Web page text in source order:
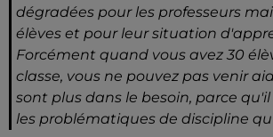
dégradées pour les professeurs
élèves et pour leur situation
Forcément quand vous avez 30
classe, vous ne pouvez pas venir
sont plus dans le besoin, parce
les problématiques de discipline